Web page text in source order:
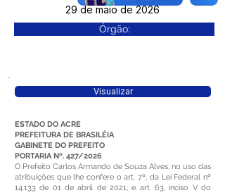
29 de maio de 2026
Órgão:
Visualizar
ESTADO DO ACRE
PREFEITURA DE BRASILÉIA
GABINETE DO PREFEITO
PORTARIA Nº. 427/2026
O Prefeito Carlos Armando de Souza Alves, no uso das
atribuições que lhe confere o art. 7º, da Lei Federal nº
14.133 de 01 de abril de 2021, e art. 63, inciso V do